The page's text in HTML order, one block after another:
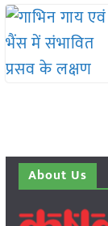
About Us